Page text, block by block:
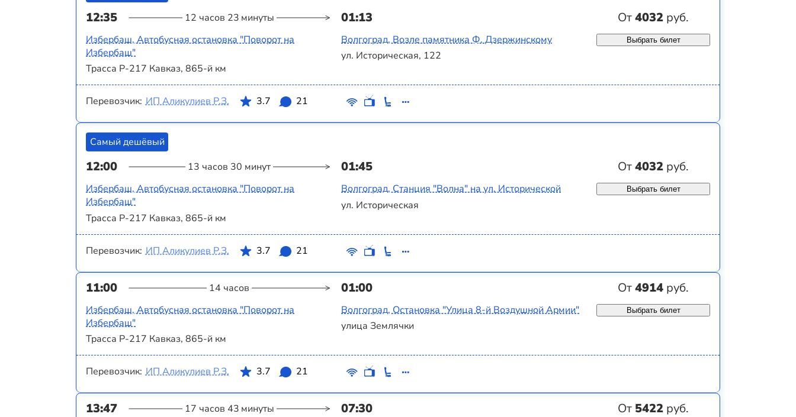
12:35 12 часов 23 минуты 01:13 От4032 руб.
Избербаш, Автобусная остановка "Поворот на
Избербаш"
Трасса Р-217 Кавказ, 865-й км
Волгоград, Возле памятника Ф. Дзержинскому
ул. Историческая, 122
Выбрать билет
Перевозчик: ИП Аликулиев Р.З. 3.7 21
Самый дешёвый
12:00 13 часов 30 минут 01:45 От4032 руб.
Избербаш, Автобусная остановка "Поворот на
Избербаш"
Трасса Р-217 Кавказ, 865-й км
Волгоград, Станция "Волна" на ул. Исторической
ул. Историческая
Выбрать билет
Перевозчик: ИП Аликулиев Р.З. 3.7 21
11:00 14 часов 01:00 От4914 руб.
Избербаш, Автобусная остановка "Поворот на
Избербаш"
Трасса Р-217 Кавказ, 865-й км
Волгоград, Остановка "Улица 8-й Воздушной Армии"
улица Землячки
Выбрать билет
Перевозчик: ИП Аликулиев Р.З. 3.7 21
13:47 17 часов 43 минуты 07:30 От 5422 руб.